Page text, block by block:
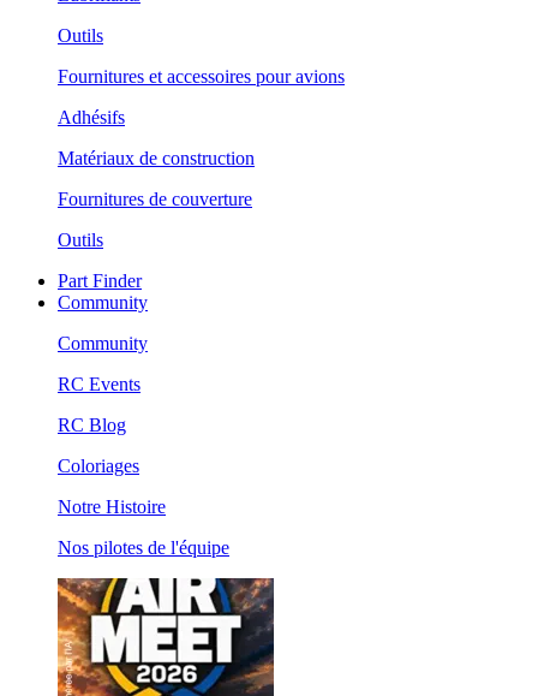
Outils
Fournitures et accessoires pour avions
Adhésifs
Matériaux de construction
Fournitures de couverture
Outils
Part Finder
Community
Community
RC Events
RC Blog
Coloriages
Notre Histoire
Nos pilotes de l'équipe